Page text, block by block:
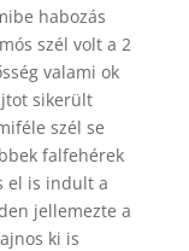
habozás
szél volt a 2
valami ok
sikerült
szél se
falfehérek
el is indult a
jellemezte a
ki is